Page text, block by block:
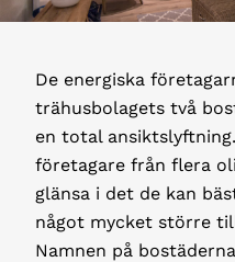
De energiska
trähusbolagets två
en total
företagare från flera
glänsa i det de kan
något mycket större
Namnen på